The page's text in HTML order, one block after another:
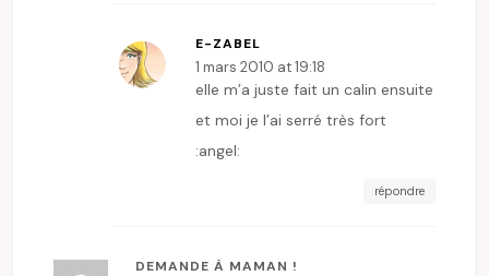
E-ZABEL
1 mars 2010 at 19:18
elle m’a juste fait un calin ensuite
et moi je l’ai serré très fort
:angel:
répondre
DEMANDE À MAMAN !